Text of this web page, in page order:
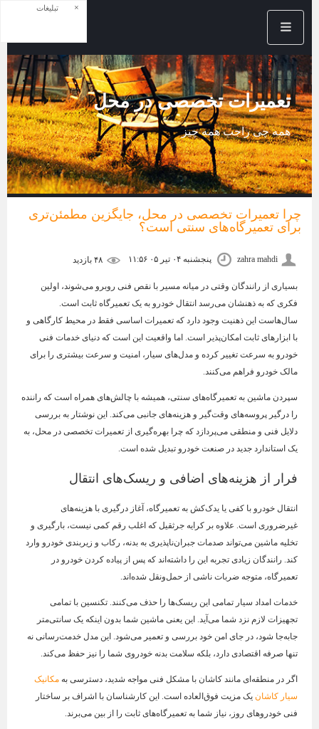
تعمیرات تخصصی در محل
همه چی راجب همه چیز
چرا تعمیرات تخصصی در محل، جایگزین مطمئن‌تری
برای تعمیرگاه‌های سنتی است؟
zahra mahdi پنجشنبه ۰۴ تیر ۰۵ ۱۱:۵۶
بسیاری از رانندگان وقتی در میانه مسیر با نقص فنی روبرو می‌شوند، اولین
فکری که به ذهنشان می‌رسد انتقال خودرو به یک تعمیرگاه ثابت است.
سال‌هاست این ذهنیت وجود دارد که تعمیرات اساسی فقط در محیط کارگاهی و
با ابزارهای ثابت امکان‌پذیر است. اما واقعیت این است که دنیای خدمات فنی
خودرو به سرعت تغییر کرده و مدل‌های سیار، امنیت و سرعت بیشتری را برای
مالک خودرو فراهم می‌کنند.
سپردن ماشین به تعمیرگاه‌های سنتی، همیشه با چالش‌های همراه است که راننده
را درگیر پروسه‌های وقت‌گیر و هزینه‌های جانبی می‌کند. این نوشتار به بررسی
دلایل فنی و منطقی می‌پردازد که چرا بهره‌گیری از تعمیرات تخصصی در محل، به
یک استاندارد جدید در صنعت خودرو تبدیل شده است.
فرار از هزینه‌های اضافی و ریسک‌های انتقال
انتقال خودرو با کفی یا یدک‌کش به تعمیرگاه، آغاز درگیری با هزینه‌های
غیرضروری است. علاوه بر کرایه جرثقیل که اغلب رقم کمی نیست، بارگیری و
تخلیه ماشین می‌تواند صدمات جبران‌ناپذیری به بدنه، رکاب و زیربندی خودرو وارد
کند. رانندگان زیادی تجربه این را داشته‌اند که پس از پیاده کردن خودرو در
تعمیرگاه، متوجه ضربات ناشی از حمل‌ونقل شده‌اند.
خدمات امداد سیار تمامی این ریسک‌ها را حذف می‌کنند. تکنسین با تمامی
تجهیزات لازم نزد شما می‌آید. این یعنی ماشین شما بدون اینکه یک سانتی‌متر
جابه‌جا شود، در جای امن خود بررسی و تعمیر می‌شود. این مدل خدمت‌رسانی نه
تنها صرفه اقتصادی دارد، بلکه سلامت بدنه خودروی شما را نیز حفظ می‌کند.
اگر در منطقه‌ای مانند کاشان با مشکل فنی مواجه شدید، دسترسی به مکانیک
سیار کاشان یک مزیت فوق‌العاده است. این کارشناسان با اشراف بر ساختار
فنی خودروهای روز، نیاز شما به تعمیرگاه‌های ثابت را از بین می‌برند.
تبلیغات ×